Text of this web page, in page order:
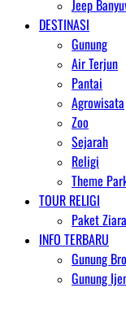
Jeep
DESTINASI
Gunung
Air Terjun
Pantai
Agrowisata
Zoo
Sejarah
Religi
Theme
TOUR RELIGI
Paket
INFO TERBARU
Gunung
Gunung